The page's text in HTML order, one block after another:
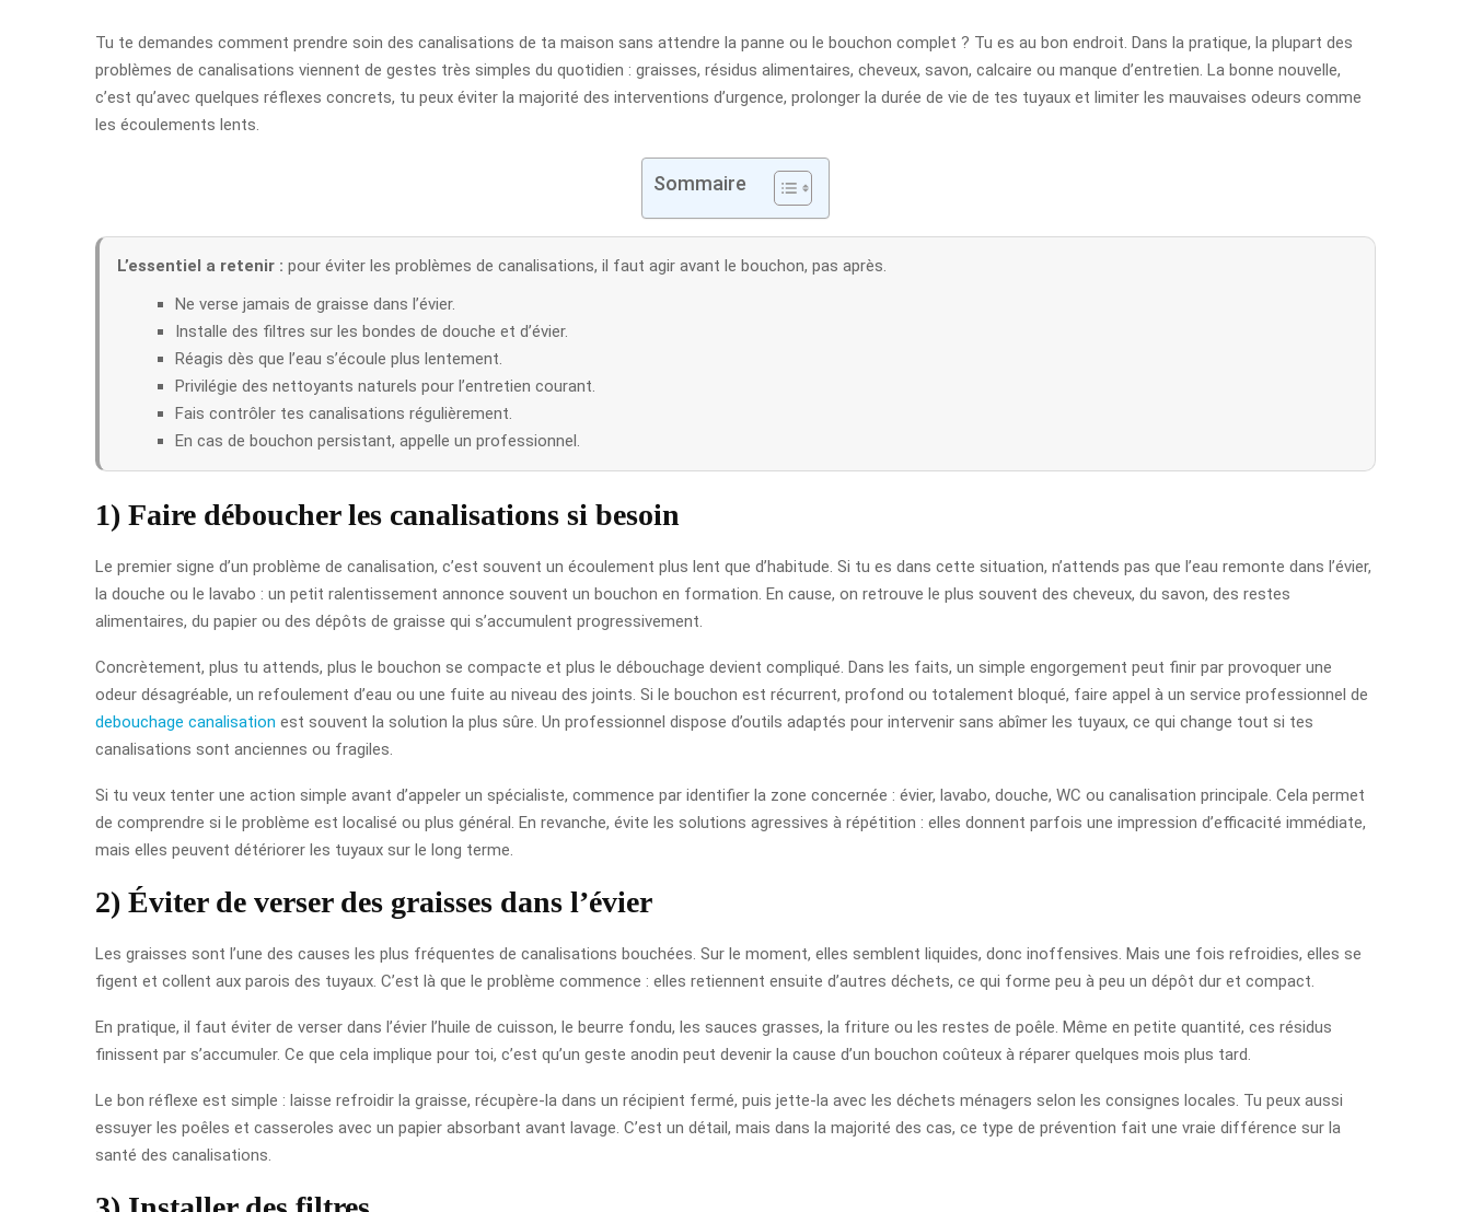
Tu te demandes comment prendre soin des canalisations de ta maison sans attendre la panne ou le bouchon complet ? Tu es au bon endroit. Dans la pratique, la plupart des
problèmes de canalisations viennent de gestes très simples du quotidien : graisses, résidus alimentaires, cheveux, savon, calcaire ou manque d’entretien. La bonne nouvelle,
c’est qu’avec quelques réflexes concrets, tu peux éviter la majorité des interventions d’urgence, prolonger la durée de vie de tes tuyaux et limiter les mauvaises odeurs comme
les écoulements lents.
Sommaire
L’essentiel a retenir : pour éviter les problèmes de canalisations, il faut agir avant le bouchon, pas après.
Ne verse jamais de graisse dans l’évier.
Installe des filtres sur les bondes de douche et d’évier.
Réagis dès que l’eau s’écoule plus lentement.
Privilégie des nettoyants naturels pour l’entretien courant.
Fais contrôler tes canalisations régulièrement.
En cas de bouchon persistant, appelle un professionnel.
1) Faire déboucher les canalisations si besoin
Le premier signe d’un problème de canalisation, c’est souvent un écoulement plus lent que d’habitude. Si tu es dans cette situation, n’attends pas que l’eau remonte dans l’évier,
la douche ou le lavabo : un petit ralentissement annonce souvent un bouchon en formation. En cause, on retrouve le plus souvent des cheveux, du savon, des restes
alimentaires, du papier ou des dépôts de graisse qui s’accumulent progressivement.
Concrètement, plus tu attends, plus le bouchon se compacte et plus le débouchage devient compliqué. Dans les faits, un simple engorgement peut finir par provoquer une
odeur désagréable, un refoulement d’eau ou une fuite au niveau des joints. Si le bouchon est récurrent, profond ou totalement bloqué, faire appel à un service professionnel de
debouchage canalisation est souvent la solution la plus sûre. Un professionnel dispose d’outils adaptés pour intervenir sans abîmer les tuyaux, ce qui change tout si tes
canalisations sont anciennes ou fragiles.
Si tu veux tenter une action simple avant d’appeler un spécialiste, commence par identifier la zone concernée : évier, lavabo, douche, WC ou canalisation principale. Cela permet
de comprendre si le problème est localisé ou plus général. En revanche, évite les solutions agressives à répétition : elles donnent parfois une impression d’efficacité immédiate,
mais elles peuvent détériorer les tuyaux sur le long terme.
2) Éviter de verser des graisses dans l’évier
Les graisses sont l’une des causes les plus fréquentes de canalisations bouchées. Sur le moment, elles semblent liquides, donc inoffensives. Mais une fois refroidies, elles se
figent et collent aux parois des tuyaux. C’est là que le problème commence : elles retiennent ensuite d’autres déchets, ce qui forme peu à peu un dépôt dur et compact.
En pratique, il faut éviter de verser dans l’évier l’huile de cuisson, le beurre fondu, les sauces grasses, la friture ou les restes de poêle. Même en petite quantité, ces résidus
finissent par s’accumuler. Ce que cela implique pour toi, c’est qu’un geste anodin peut devenir la cause d’un bouchon coûteux à réparer quelques mois plus tard.
Le bon réflexe est simple : laisse refroidir la graisse, récupère-la dans un récipient fermé, puis jette-la avec les déchets ménagers selon les consignes locales. Tu peux aussi
essuyer les poêles et casseroles avec un papier absorbant avant lavage. C’est un détail, mais dans la majorité des cas, ce type de prévention fait une vraie différence sur la
santé des canalisations.